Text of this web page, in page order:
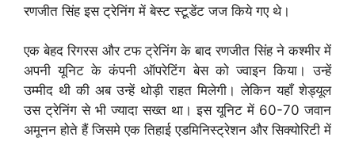
रणजीत सिंह इस ट्रेनिंग में बेस्ट स्टूडेंट जज किये गए थे।
एक बेहद रिगरस और टफ ट्रेनिंग के बाद रणजीत सिंह ने कश्मीर में
अपनी यूनिट के कंपनी ऑपरेटिंग बेस को ज्वाइन किया। उन्हें
उम्मीद थी की अब उन्हें थोड़ी राहत मिलेगी। लेकिन यहाँ शेड्यूल
उस ट्रेनिंग से भी ज्यादा सख्त था। इस यूनिट में 60-70 जवान
अमूनन होते हैं जिसमे एक तिहाई एडमिनिस्ट्रेशन और सिक्योरिटी में